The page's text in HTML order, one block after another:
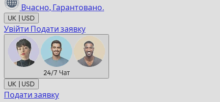
Вчасно, Гарантовано.
UK | USD
Увійти Подати заявку
24/7 Чат
UK | USD
Подати заявку